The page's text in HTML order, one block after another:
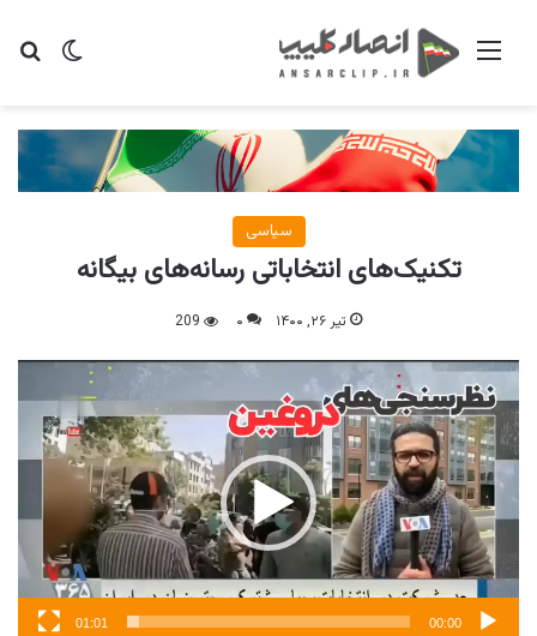
تغییر منو
سیاسی
تکنیک‌های انتخاباتی رسانه‌های بیگانه
تیر ۲۶, ۱۴۰۰ ۰ 209
نمایشگر
ویدیو
00:00
01:01